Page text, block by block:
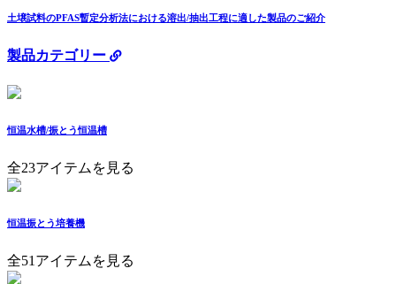
土壌試料のPFAS暫定分析法における溶出/抽出工程に適した製品のご紹介
製品カテゴリー
恒温水槽/振とう恒温槽
全23アイテムを見る
恒温振とう培養機
全51アイテムを見る